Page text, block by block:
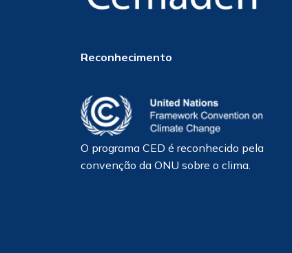
Reconhecimento
O programa CED é reconhecido pela
convenção da ONU sobre o clima.